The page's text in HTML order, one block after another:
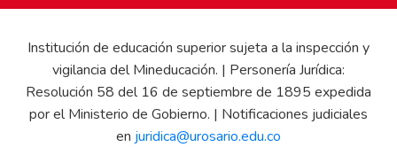
Institución de educación superior sujeta a la inspección y
vigilancia del Mineducación. | Personería Jurídica:
Resolución 58 del 16 de septiembre de 1895 expedida
por el Ministerio de Gobierno. | Notificaciones judiciales
en juridica@urosario.edu.co